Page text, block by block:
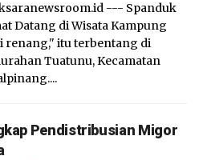
--- Spanduk
Datang di Wisata Kampung
renang," itu terbentang di
Tuatunu, Kecamatan
Pendistribusian Migor